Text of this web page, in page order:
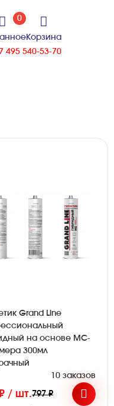
0
Корзина
495 540-53-70
Grand Line
на основе МС-
300мл
10 заказов
/ шт.797 ₽